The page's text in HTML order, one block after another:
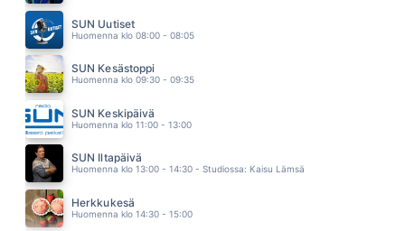
SINITAIVAS
05.53
SUN Uutiset
Huomenna klo 08:00 - 08:05
SUN Kesästoppi
Huomenna klo 09:30 - 09:35
SUN Keskipäivä
Huomenna klo 11:00 - 13:00
SUN Iltapäivä
Huomenna klo 13:00 - 14:30 - Studiossa: Kaisu Lämsä
Herkkukesä
Huomenna klo 14:30 - 15:00